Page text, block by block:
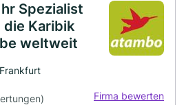
Spezialist
die Karibik
weltweit
Firma bewerten